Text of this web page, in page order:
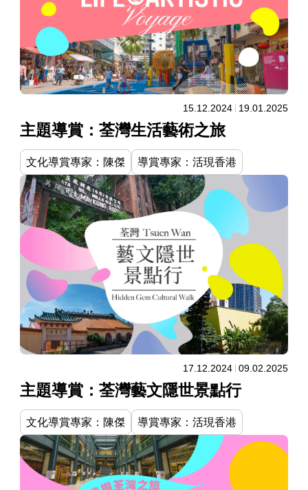
15.12.2024 19.01.2025
主題導賞：荃灣生活藝術之旅
文化導賞專家：陳傑 導賞專家：活現香港
17.12.2024 09.02.2025
主題導賞：荃灣藝文隱世景點行
文化導賞專家：陳傑 導賞專家：活現香港